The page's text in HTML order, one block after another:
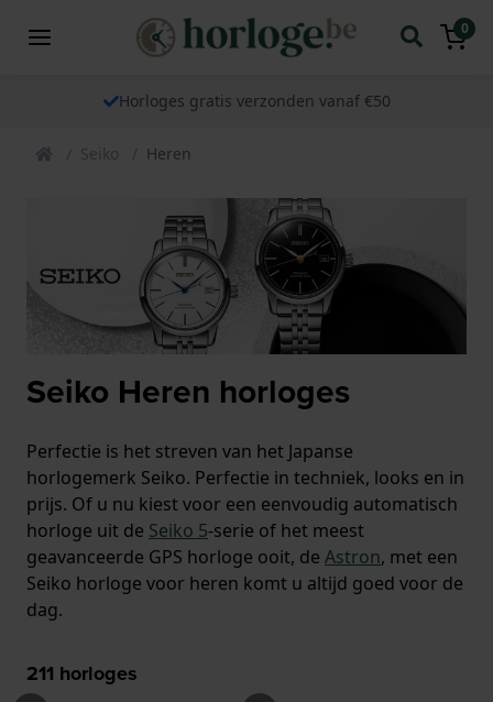
0
Horloges gratis verzonden vanaf €50
Seiko Heren
Seiko Heren horloges
Perfectie is het streven van het Japanse
horlogemerk Seiko. Perfectie in techniek, looks en in
prijs. Of u nu kiest voor een eenvoudig automatisch
horloge uit de Seiko 5-serie of het meest
geavanceerde GPS horloge ooit, de Astron, met een
Seiko horloge voor heren komt u altijd goed voor de
dag.
211 horloges